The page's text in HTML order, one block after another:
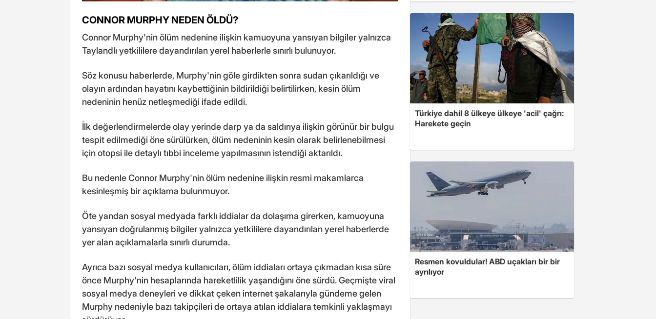
CONNOR MURPHY NEDEN ÖLDÜ?
Connor Murphy'nin ölüm nedenine ilişkin kamuoyuna yansıyan bilgiler yalnızca
Taylandlı yetkililere dayandırılan yerel haberlerle sınırlı bulunuyor.
Söz konusu haberlerde, Murphy'nin göle girdikten sonra sudan çıkarıldığı ve
olayın ardından hayatını kaybettiğinin bildirildiği belirtilirken, kesin ölüm
nedeninin henüz netleşmediği ifade edildi.
İlk değerlendirmelerde olay yerinde darp ya da saldırıya ilişkin görünür bir bulgu
tespit edilmediği öne sürülürken, ölüm nedeninin kesin olarak belirlenebilmesi
için otopsi ile detaylı tıbbi inceleme yapılmasının istendiği aktarıldı.
Bu nedenle Connor Murphy'nin ölüm nedenine ilişkin resmi makamlarca
kesinleşmiş bir açıklama bulunmuyor.
Öte yandan sosyal medyada farklı iddialar da dolaşıma girerken, kamuoyuna
yansıyan doğrulanmış bilgiler yalnızca yetkililere dayandırılan yerel haberlerde
yer alan açıklamalarla sınırlı durumda.
Ayrıca bazı sosyal medya kullanıcıları, ölüm iddiaları ortaya çıkmadan kısa süre
önce Murphy'nin hesaplarında hareketlilik yaşandığını öne sürdü. Geçmişte viral
sosyal medya deneyleri ve dikkat çeken internet şakalarıyla gündeme gelen
Murphy nedeniyle bazı takipçileri de ortaya atılan iddialara temkinli yaklaşmayı
Türkiye dahil 8 ülkeye ülkeye 'acil' çağrı:
Harekete geçin
Resmen kovuldular! ABD uçakları bir bir
ayrılıyor